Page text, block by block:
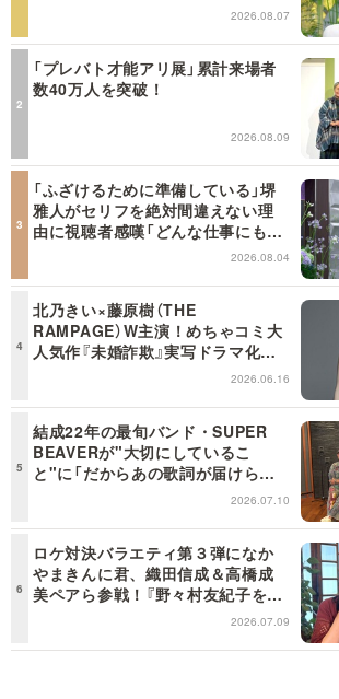
2026.08.07
「プレバト才能アリ展」累計来場者
数40万人を突破！
2026.08.09
「ふざけるために準備している」堺
雅人がセリフを絶対間違えない理
由に視聴者感嘆「どんな仕事にも当
てはまる」【日曜日の初耳学】2026.08.04
北乃きい×藤原樹（THE
RAMPAGE）W主演！めちゃコミ大
人気作『未婚詐欺』実写ドラマ化決
2026.06.16
結成22年の最旬バンド・SUPER
BEAVERが"大切にしているこ
と"に「だからあの歌詞が届けられ
るんだ」共感の声＜日曜日の初耳学
2026.07.10
ロケ対決バラエティ第３弾になか
やまきんに君、織田信成＆高橋成
美ペアら参戦！『野々村友紀子を黙
らせろ！』１２日（日）昼に放送！
2026.07.09